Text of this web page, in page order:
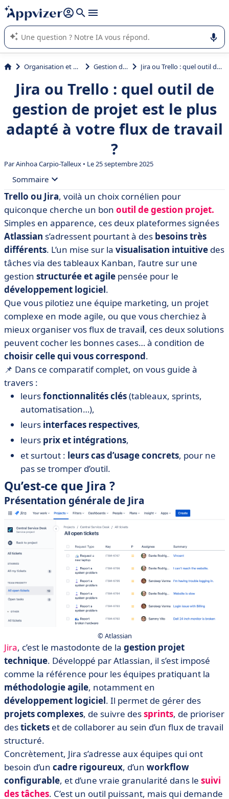
répondre (plusieurs lignes avec
L'IA de Appvizer vous guide dans l'utilisation ou la sélection de
logiciel SaaS en entreprise.
Organisation et planification Gestion de projet Jira ou Trello : quel outil de gestion de projet est le plus adapté à votre flux de travail ?
Jira ou Trello : quel outil de
gestion de projet est le plus
adapté à votre flux de travail
?
ParAinhoa Carpio-Talleux • Le 25 septembre 2025
Sommaire
• Qu’est-ce que Jira ?
• Qu’est-ce que Trello ?
• Jira vs Trello : comparez les fonctionnalités
• Jira vs Trello : comparez les prix
• Jira vs Trello : quelle interface est la plus intuitive ?
• Jira vs Trello : comparez les intégrations
• Quand choisir Jira ou Trello ?
• Jira ou Trello : l’outil de gestion qui colle à votre façon
de travailler
• FAQ – Jira vs Trello
Trello ou Jira, voilà un choix cornélien pour
quiconque cherche un bon outil de gestion projet.
Simples en apparence, ces deux plateformes signées
Atlassian s’adressent pourtant à des besoins très
différents. L’un mise sur la visualisation intuitive des
tâches via des tableaux Kanban, l’autre sur une
gestion structurée et agile pensée pour le
développement logiciel.
Que vous pilotiez une équipe marketing, un projet
complexe en mode agile, ou que vous cherchiez à
mieux organiser vos flux de travail, ces deux solutions
peuvent cocher les bonnes cases… à condition de
choisir celle qui vous correspond.
📌 Dans ce comparatif complet, on vous guide à
travers :
leursfonctionnalités clés(tableaux, sprints,
automatisation…),
leurs interfaces respectives,
leurs prix et intégrations,
et surtout : leurs cas d’usage concrets, pour ne
pas se tromper d’outil.
Qu’est-ce que Jira ?
Présentation générale de Jira
© Atlassian
Jira, c’est le mastodonte de la gestion projet
technique. Développé par Atlassian, il s’est imposé
comme la référence pour les équipes pratiquant la
méthodologie agile, notamment en
développement logiciel. Il permet de gérer des
projets complexes, de suivre dessprints, de prioriser
destickets et de collaborer au sein d’un flux de travail
structuré.
Concrètement, Jira s’adresse aux équipes qui ont
besoin d’un cadre rigoureux, d’un workflow
configurable, et d’une vraie granularité dans le suivi
des tâches. C’est un outil puissant, mais qui demande